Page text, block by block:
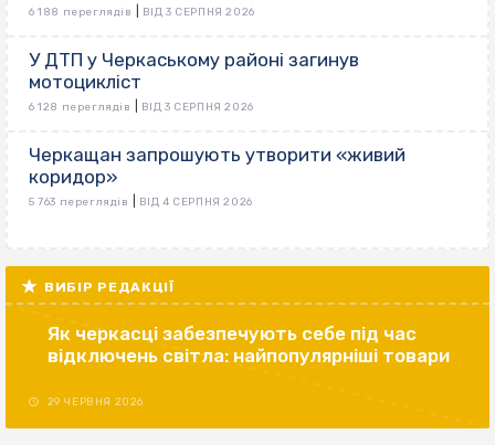
6 188 переглядів ВІД 3 СЕРПНЯ 2026
У ДТП у Черкаському районі загинув
мотоцикліст
6 128 переглядів ВІД 3 СЕРПНЯ 2026
Черкащан запрошують утворити «живий
коридор»
5 763 переглядів ВІД 4 СЕРПНЯ 2026
ВИБІР РЕДАКЦІЇ
Як черкасці забезпечують себе під час
відключень світла: найпопулярніші товари
29 ЧЕРВНЯ 2026